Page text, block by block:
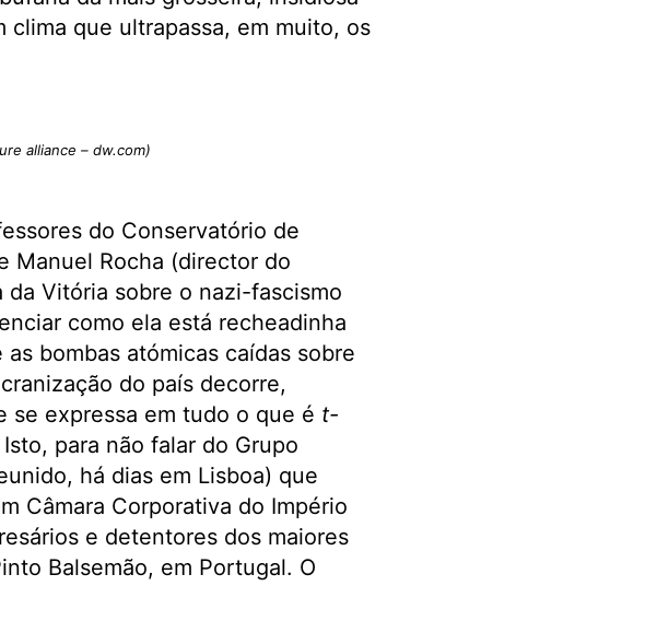
que ultrapassa, em muito, os
alliance – dw.com)
do Conservatório de
Manuel Rocha (director do
Vitória sobre o nazi-fascismo
como ela está recheadinha
bombas atómicas caídas sobre
do país decorre,
se expressa em tudo o que é t-
para não falar do Grupo
há dias em Lisboa) que
Câmara Corporativa do Império
e detentores dos maiores
Balsemão, em Portugal. O